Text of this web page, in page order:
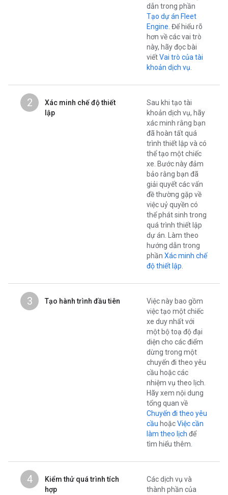
dẫn trong phần
Tạo dự án Fleet
Engine. Để hiểu rõ
hơn về các vai trò
này, hãy đọc bài
viếtVai trò của tài
khoản dịch vụ.
2
Xác minh chế độ thiết
lập
Sau khi tạo tài
khoản dịch vụ, hãy
xác minh rằng bạn
đã hoàn tất quá
trình thiết lập và có
thể tạo một chiếc
xe. Bước này đảm
bảo rằng bạn đã
giải quyết các vấn
đề thường gặp về
việc uỷ quyền có
thể phát sinh trong
quá trình thiết lập
dự án. Làm theo
hướng dẫn trong
phần Xác minh chế
độ thiết lập.
3 Tạo hành trình đầu tiên
Việc này bao gồm
việc tạo một chiếc
xe duy nhất với
một bộ toạ độ đại
diện cho các điểm
dừng trong một
chuyến đi theo yêu
cầu hoặc các
nhiệm vụ theo lịch.
Hãy xem nội dung
tổng quan về
Chuyến đi theo yêu
cầu hoặcViệc cần
làm theo lịch để
tìm hiểu thêm.
4
Kiểm thử quá trình tích
hợp
Các dịch vụ và
thành phần của